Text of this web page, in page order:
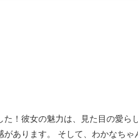
！彼女の魅力は、見た目の愛
あります。 そして、わかなちゃ